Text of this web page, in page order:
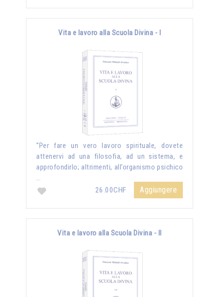
Vita e lavoro alla Scuola Divina - I
“Per fare un vero lavoro spirituale, dovete
attenervi ad una filosofia, ad un sistema, e
approfondirlo; altrimenti, all’organismo psichico
…
26.00CHF
Aggiungere
Vita e lavoro alla Scuola Divina - II